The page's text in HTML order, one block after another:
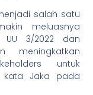
salah satu
meluasnya
UU 3/2022 dan
meningkatkan
untuk
kata Jaka pada